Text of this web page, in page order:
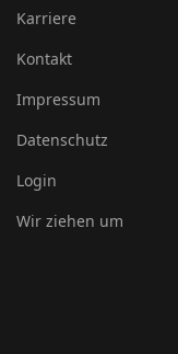
Karriere
Kontakt
Impressum
Datenschutz
Login
Wir ziehen um